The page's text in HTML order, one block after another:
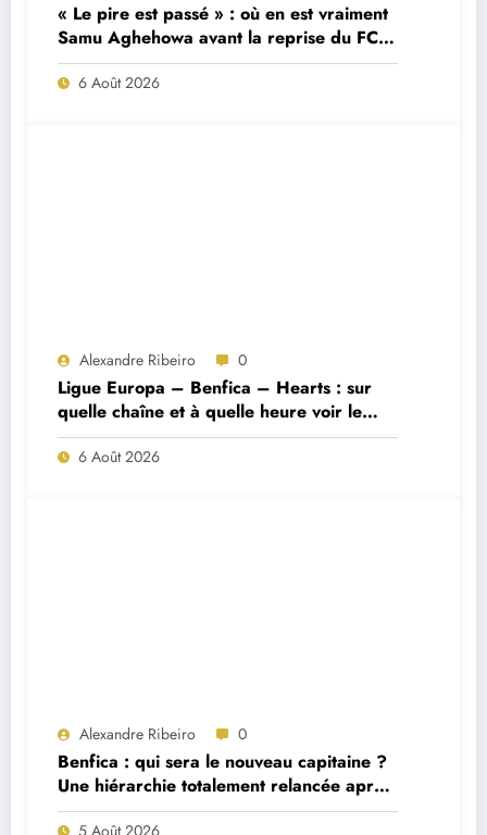
« Le pire est passé » : où en est vraiment
Samu Aghehowa avant la reprise du FC
Porto ?
6 Août 2026
Alexandre Ribeiro 0
Ligue Europa – Benfica – Hearts : sur
quelle chaîne et à quelle heure voir le
match ?
6 Août 2026
Alexandre Ribeiro 0
Benfica : qui sera le nouveau capitaine ?
Une hiérarchie totalement relancée après
deux départs majeurs